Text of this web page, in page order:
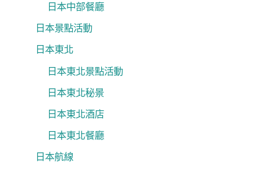
日本中部餐廳
日本景點活動
日本東北
日本東北景點活動
日本東北秘景
日本東北酒店
日本東北餐廳
日本航線